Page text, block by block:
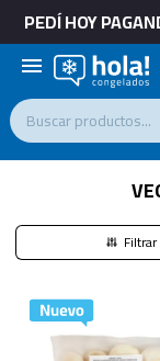
PEDÍ HOY
menu